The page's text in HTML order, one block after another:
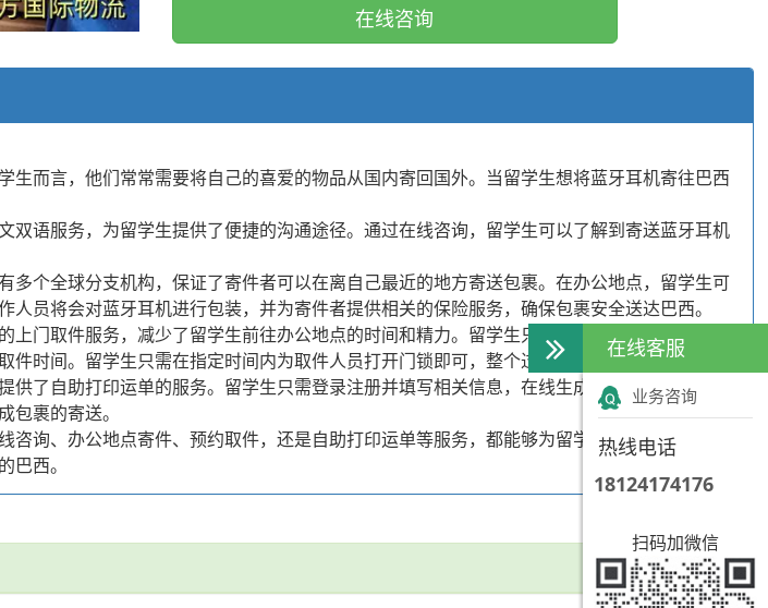
在线咨询
而言，他们常常需要将自己的喜爱的物品从国内寄回国外。当留学生想将蓝牙耳机寄往巴西
语服务，为留学生提供了便捷的沟通途径。通过在线咨询，留学生可以了解到寄送蓝牙耳机
个全球分支机构，保证了寄件者可以在离自己最近的地方寄送包裹。在办公地点，留学生可
员将会对蓝牙耳机进行包装，并为寄件者提供相关的保险服务，确保包裹安全送达巴西。
门取件服务，减少了留学生前往办公地点的时间和精力。留学生只需在预约取件页面填写相
时间。留学生只需在指定时间内为取件人员打开门锁即可，整个过程非常便捷。
了自助打印运单的服务。留学生只需登录注册并填写相关信息，在线生成包裹运单。接下
裹的寄送。
询、办公地点寄件、预约取件，还是自助打印运单等服务，都能够为留学生提供便捷、安全
巴西。
在线客服
业务咨询
热线电话
18124174176
扫码加微信